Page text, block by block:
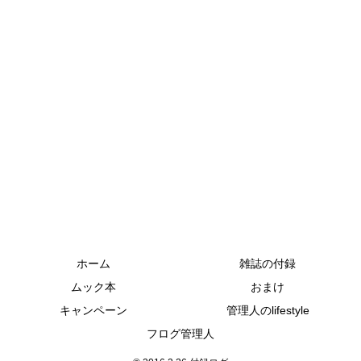
ホーム
雑誌の付録
ムック本
おまけ
キャンペーン
管理人のlifestyle
フログ管理人